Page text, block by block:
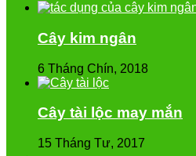
Cây kim ngân
6 Tháng Chín, 2018
Cây tài lộc may mắn
15 Tháng Tư, 2017